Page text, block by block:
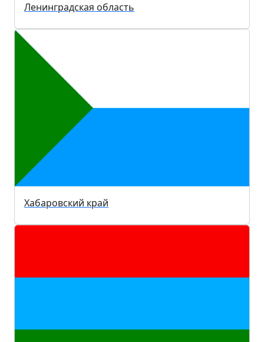
Ленинградская область
Хабаровский край